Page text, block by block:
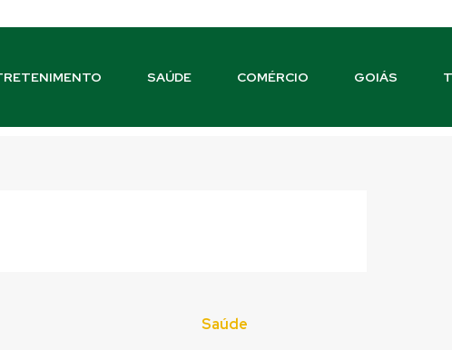
SAÚDE COMÉRCIO GOIÁS
Saúde